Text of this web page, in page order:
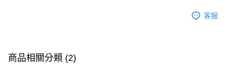
客服
商品相關分類 (2)